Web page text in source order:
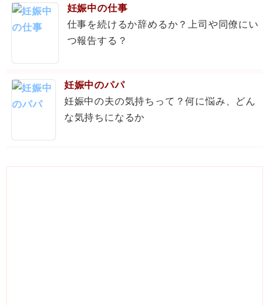
妊娠中の仕事
仕事を続けるか辞めるか？上司や同僚にい
つ報告する？
妊娠中のパパ
妊娠中の夫の気持ちって？何に悩み、どん
な気持ちになるか